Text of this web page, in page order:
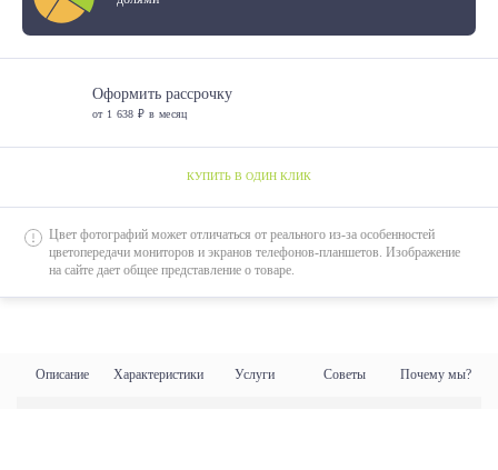
Описание Характеристики Услуги Советы Почему мы?
1800*800
1900*900
1950*900
Оформить рассрочку
от 1 638 ₽ в месяц
КУПИТЬ В ОДИН КЛИК
Цвет фотографий может отличаться от реального из-за особенностей
цветопередачи мониторов и экранов телефонов-планшетов. Изображение
на сайте дает общее представление о товаре.